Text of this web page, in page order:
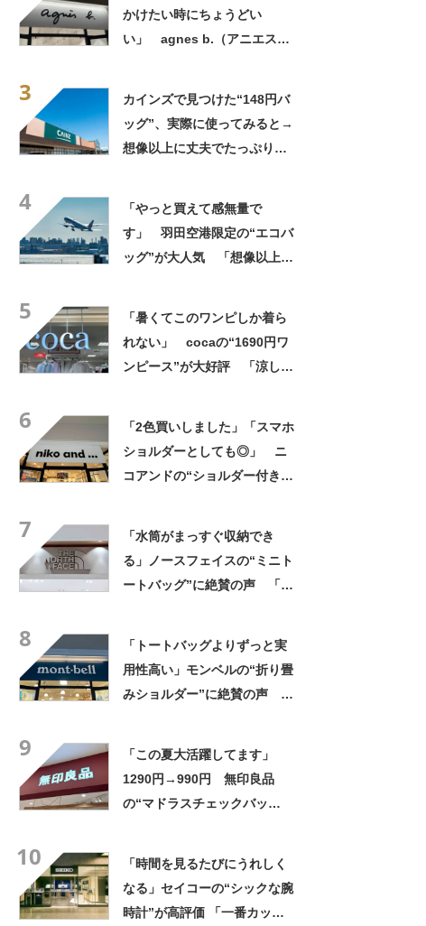
かけたい時にちょうどい
い」 agnes b.（アニエスべ
3
カインズで見つけた“148円バ
ッグ”、実際に使ってみると→
想像以上に丈夫でたっぷり入
4
「やっと買えて感無量で
す」 羽田空港限定の“エコバ
ッグ”が大人気 「想像以上に
5
「暑くてこのワンピしか着ら
れない」 cocaの“1690円ワ
ンピース”が大好評 「涼しく
6
「2色買いしました」「スマホ
ショルダーとしても◎」 ニ
コアンドの“ショルダー付き財
7
「水筒がまっすぐ収納でき
る」ノースフェイスの“ミニト
ートバッグ”に絶賛の声 「と
8
「トートバッグよりずっと実
用性高い」モンベルの“折り畳
みショルダー”に絶賛の声
9
「この夏大活躍してます」
1290円→990円 無印良品
の“マドラスチェックバッ
10
「時間を見るたびにうれしく
なる」セイコーの“シックな腕
時計”が高評価 「一番カッコ